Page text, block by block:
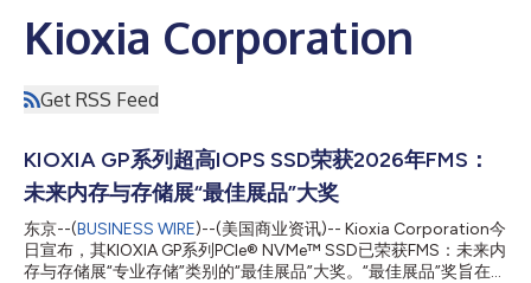
Kioxia Corporation
Get RSS Feed
KIOXIA GP系列超高IOPS SSD荣获2026年FMS：
未来内存与存储展“最佳展品”大奖
东京--(BUSINESS WIRE)--(美国商业资讯)-- Kioxia Corporation今
日宣布，其KIOXIA GP系列PCIe® NVMe™ SSD已荣获FMS：未来内
存与存储展“专业存储”类别的“最佳展品”大奖。“最佳展品”奖旨在表